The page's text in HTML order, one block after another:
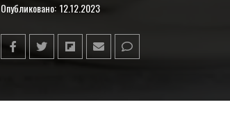
Опубликовано: 12.12.2023